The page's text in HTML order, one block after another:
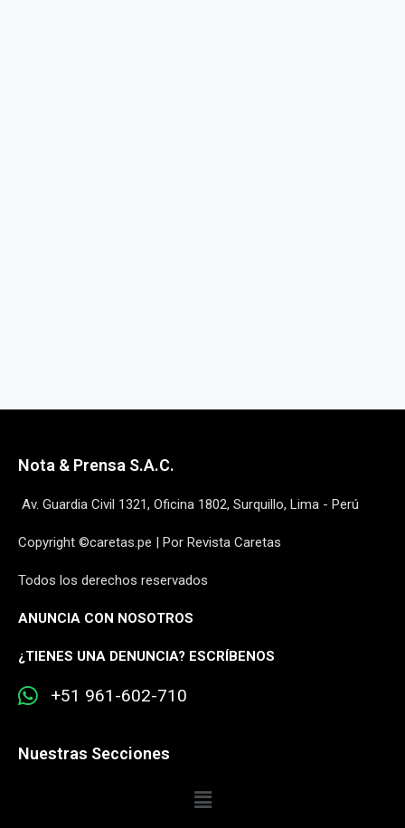
Nota & Prensa S.A.C.
Av. Guardia Civil 1321, Oficina 1802, Surquillo, Lima - Perú
Copyright ©caretas.pe | Por Revista Caretas
Todos los derechos reservados
ANUNCIA CON NOSOTROS
¿TIENES UNA DENUNCIA? ESCRÍBENOS
+51 961-602-710
Nuestras Secciones